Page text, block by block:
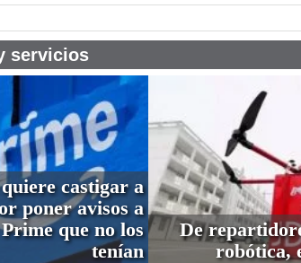
servicios
castigar a
poner avisos a
que no los
tenían
De
robótica,